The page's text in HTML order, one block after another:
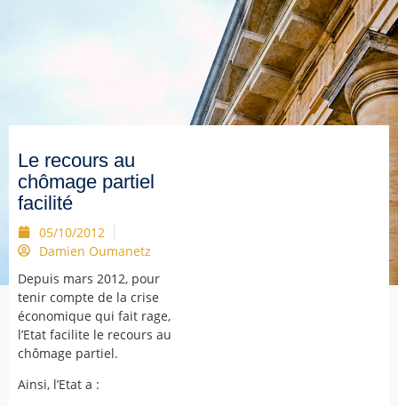
Le recours au
chômage partiel
facilité
05/10/2012
Damien Oumanetz
Depuis mars 2012, pour
tenir compte de la crise
économique qui fait rage,
l’Etat facilite le recours au
chômage partiel.
Ainsi, l’Etat a :